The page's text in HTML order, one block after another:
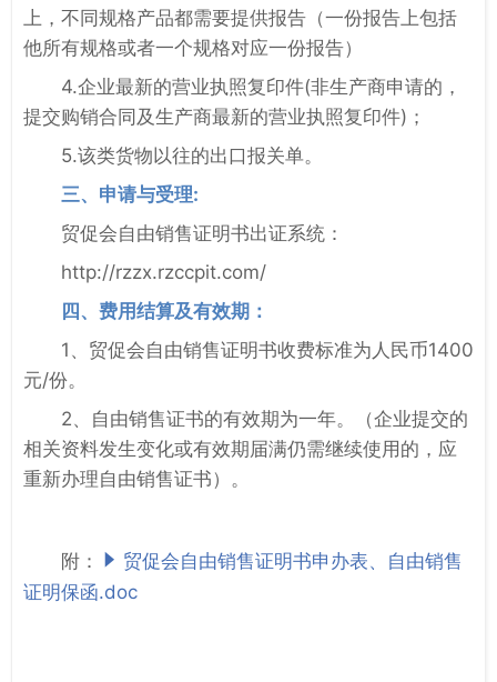
上，不同规格产品都需要提供报告（一份报告上包括
他所有规格或者一个规格对应一份报告）
4.企业最新的营业执照复印件(非生产商申请的，
提交购销合同及生产商最新的营业执照复印件)；
5.该类货物以往的出口报关单。
三、申请与受理:
贸促会自由销售证明书出证系统：
http://rzzx.rzccpit.com/
四、费用结算及有效期：
1、贸促会自由销售证明书收费标准为人民币1400
元/份。
2、自由销售证书的有效期为一年。（企业提交的
相关资料发生变化或有效期届满仍需继续使用的，应
重新办理自由销售证书）。
附：
贸促会自由销售证明书申办表、自由销售
证明保函.doc